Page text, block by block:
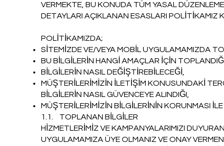
VERMEKTE, BU KONUDA TÜM YASAL
DETAYLARI AÇIKLANAN ESASLARI POLİTİKAMIZ
POLİTİKAMIZDA;
SİTEMİZDE VE/VEYA MOBİL UYGULAMAMIZDA
BU BİLGİLERİN HANGİ AMAÇLAR İÇİN
BİLGİLERİN NASIL DEĞİŞTİREBİLECEĞİ,
MÜŞTERİLERİMİZİN İLETİŞİM KONUSUNDAKİ
BİLGİLERİN NASIL GÜVENCEYE ALINDIĞI,
MÜŞTERİLERİMİZİN BİLGİLERİNİN KORUNMASI
1.1. TOPLANAN BİLGİLER
HİZMETLERİMİZ VE KAMPANYALARIMIZI
UYGULAMAMIZA ÜYE OLMANIZ VE ONAY